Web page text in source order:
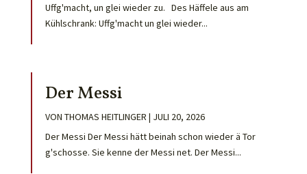
Uffg'macht, un glei wieder zu. Des Häffele aus am
Kühlschrank: Uffg'macht un glei wieder...
Der Messi
VON THOMAS HEITLINGER | JULI 20, 2026
Der Messi Der Messi hätt beinah schon wieder ä Tor
g'schosse. Sie kenne der Messi net. Der Messi...